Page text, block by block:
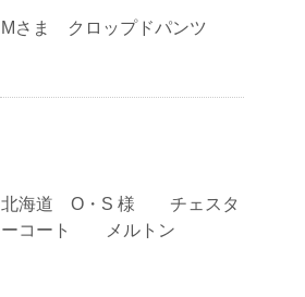
Mさま クロップドパンツ
北海道 O・S 様 チェスタ
ーコート メルトン